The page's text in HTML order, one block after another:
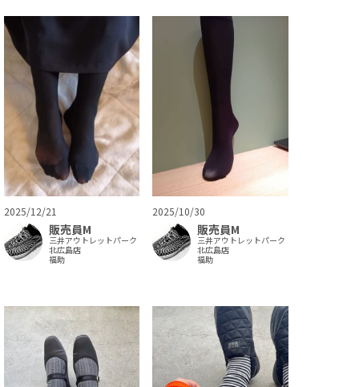
2025/12/21
販売員M
三井アウトレットパーク
北広島店
福助
2025/10/30
販売員M
三井アウトレットパーク
北広島店
福助